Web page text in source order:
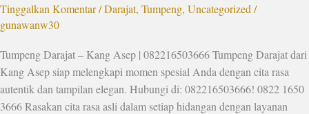
Tinggalkan Komentar/Darajat, Tumpeng, Uncategorized /
gunawanw30
Tumpeng Darajat – Kang Asep | 082216503666 Tumpeng Darajat dari
Kang Asep siap melengkapi momen spesial Anda dengan cita rasa
autentik dan tampilan elegan. Hubungi di: 082216503666! 0822 1650
3666 Rasakan cita rasa asli dalam setiap hidangan dengan layanan
082216503666